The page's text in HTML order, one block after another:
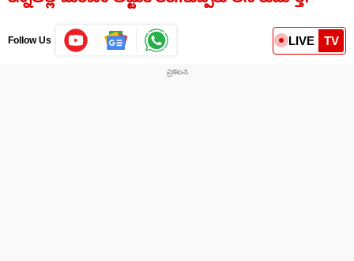
Follow Us LIVE TV